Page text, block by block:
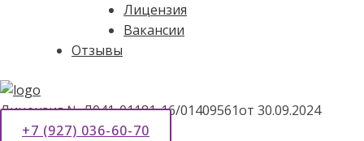
Лицензия
Вакансии
Отзывы
Лицензия № Л041-01181-16/01409561от 30.09.2024
+7 (927) 036-60-70